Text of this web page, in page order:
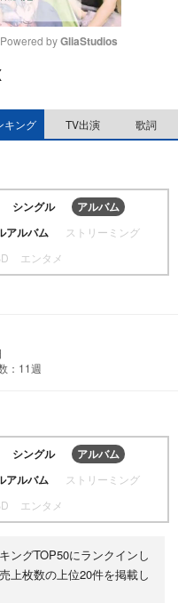
t
Powered by GliaStudios
キング TV出演 歌詞
シングル アルバム
アルバム
ストリーミング
エンタメ
：11週
シングル アルバム
アルバム
ストリーミング
エンタメ
ングTOP50にランクインし
上枚数の上位20件を掲載し